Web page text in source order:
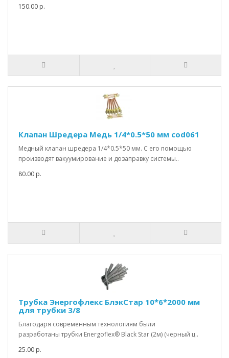
150.00 р.
Клапан Шредера Медь 1/4*0.5*50 мм cod061
Медный клапан шредера 1/4*0.5*50 мм. С его помощью
производят вакуумирование и дозаправку системы..
80.00 р.
Трубка Энергофлекс БлэкСтар 10*6*2000 мм
для трубки 3/8
Благодаря современным технологиям были
разработаны трубки Energoflex® Black Star (2м) (черный ц..
25.00 р.